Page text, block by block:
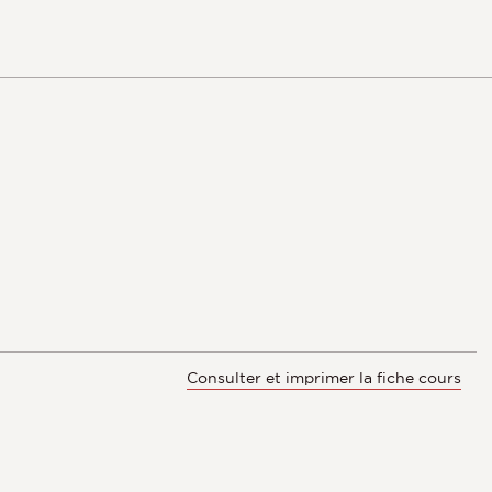
Consulter et imprimer la fiche cours